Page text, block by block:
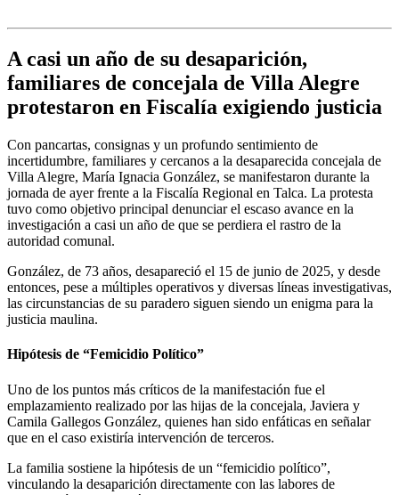
A casi un año de su desaparición,
familiares de concejala de Villa Alegre
protestaron en Fiscalía exigiendo justicia
Con pancartas, consignas y un profundo sentimiento de
incertidumbre, familiares y cercanos a la desaparecida concejala de
Villa Alegre, María Ignacia González, se manifestaron durante la
jornada de ayer frente a la Fiscalía Regional en Talca. La protesta
tuvo como objetivo principal denunciar el escaso avance en la
investigación a casi un año de que se perdiera el rastro de la
autoridad comunal.
González, de 73 años, desapareció el 15 de junio de 2025, y desde
entonces, pese a múltiples operativos y diversas líneas investigativas,
las circunstancias de su paradero siguen siendo un enigma para la
justicia maulina.
Hipótesis de “Femicidio Político”
Uno de los puntos más críticos de la manifestación fue el
emplazamiento realizado por las hijas de la concejala, Javiera y
Camila Gallegos González, quienes han sido enfáticas en señalar
que en el caso existiría intervención de terceros.
La familia sostiene la hipótesis de un “femicidio político”,
vinculando la desaparición directamente con las labores de